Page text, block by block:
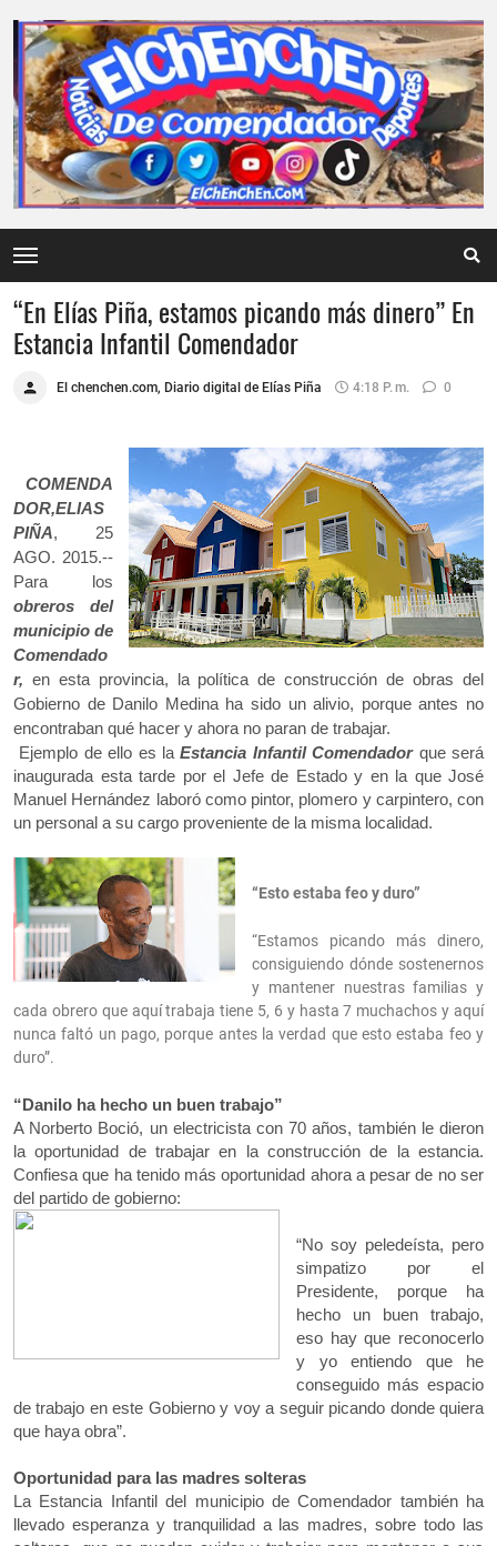
“En Elías Piña, estamos picando más dinero”‏ En
Estancia Infantil Comendador
El chenchen.com, Diario digital de Elías Piña 4:18 P. M. 0
COMENDA
DOR,ELIAS
PIÑA, 25
AGO. 2015.--
Para los
obreros del
municipio de
Comendado
r, en esta provincia, la política de construcción de obras del
Gobierno de Danilo Medina ha sido un alivio, porque antes no
encontraban qué hacer y ahora no paran de trabajar.
Ejemplo de ello es laEstancia Infantil Comendadorque será
inaugurada esta tarde por el Jefe de Estado y en la que José
Manuel Hernández laboró como pintor, plomero y carpintero, con
un personal a su cargo proveniente de la misma localidad.
“Esto estaba feo y duro”
“Estamos picando más dinero,
consiguiendo dónde sostenernos
y mantener nuestras familias y
cada obrero que aquí trabaja tiene 5, 6 y hasta 7 muchachos y aquí
nunca faltó un pago, porque antes la verdad que esto estaba feo y
duro”.
“Danilo ha hecho un buen trabajo”
A Norberto Boció, un electricista con 70 años, también le dieron
la oportunidad de trabajar en la construcción de la estancia.
Confiesa que ha tenido más oportunidad ahora a pesar de no ser
del partido de gobierno:
“No soy peledeísta, pero
simpatizo por el
Presidente, porque ha
hecho un buen trabajo,
eso hay que reconocerlo
y yo entiendo que he
conseguido más espacio
de trabajo en este Gobierno y voy a seguir picando donde quiera
que haya obra”.
Oportunidad para las madres solteras
La Estancia Infantil del municipio de Comendador también ha
llevado esperanza y tranquilidad a las madres, sobre todo las